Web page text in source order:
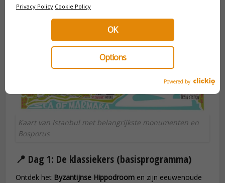
Kaart van Istanbul met belangrijkste monumenten en
Bosporus
📍 Dag 1: De klassiekers (basisprogramma)
Ontdek het Byzantijnse Hippodroom en zijn eeuwenoude
Privacy Policy Cookie Policy
Options
OK
Powered by